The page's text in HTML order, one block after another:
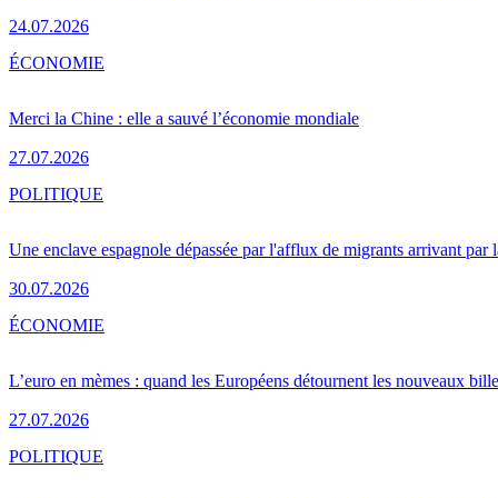
24.07.2026
Merci la Chine : elle a sauvé l’économie mondiale
27.07.2026
ÉCONOMIE
Une enclave espagnole dépassée par l'afflux de migrants arrivant par
30.07.2026
POLITIQUE
L’euro en mèmes : quand les Européens détournent les nouveaux
27.07.2026
ÉCONOMIE
POLITIQUE